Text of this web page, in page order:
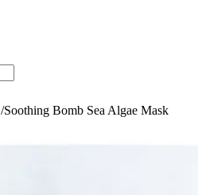
/Soothing Bomb Sea Algae Mask